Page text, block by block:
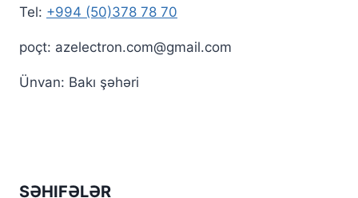
Tel: +994 (50)378 78 70
poçt: azelectron.com@gmail.com
Ünvan: Bakı şəhəri
SƏHIFƏLƏR